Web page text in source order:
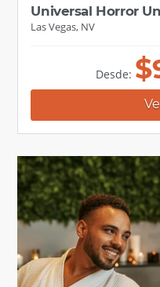
Universal Horror
Las Vegas, NV
Desde: $